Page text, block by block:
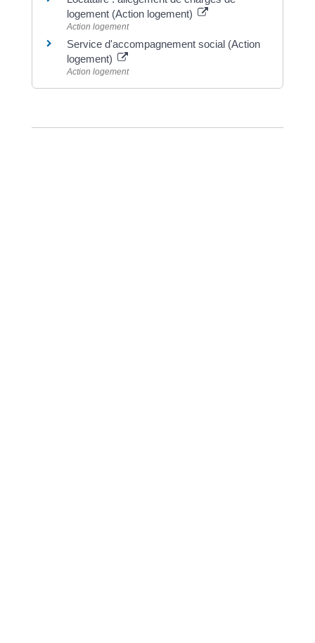
logement (Action logement)
Action logement
Service d'accompagnement social (Action
logement)
Action logement